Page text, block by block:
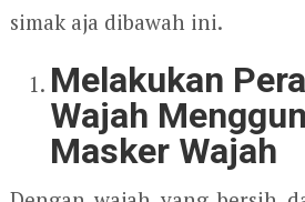
simak aja dibawah ini.
Melakukan
Wajah
Masker Wajah